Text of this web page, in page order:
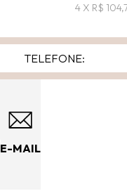
4 X R$
E-MAIL